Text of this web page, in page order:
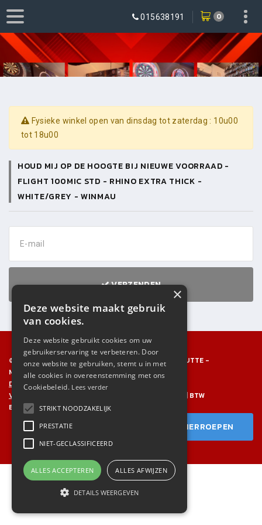
015638191 0
Fysieke winkel open van dinsdag tot zaterdag : 10u00
tot 18u00
HOUD MIJ OP DE HOOGTE BIJ NIEUWE VOORRAAD -
FLIGHT 100MIC STD - RHINO EXTRA THICK -
WHITE/GREY - WINMAU
E-mail
VERZENDEN
© 2026 FOOTBALL STORE PUTTE - DARTS STORE PUTTE -
MECHELBAAN 485 - 2580 PUTTE
DARTSSTOREBELGIUM@GMAIL.COM
VERKOOPSVOORWAARDEN
| BTW
BE0555.773.475 |B2B LOGIN
BESTELLING HERROEPEN
×
Deze website maakt gebruik
van cookies.
Deze website gebruikt cookies om uw
gebruikerservaring te verbeteren. Door
onze website te gebruiken, stemt u in met
alle cookies in overeenstemming met ons
Cookiebeleid. Lees verder
STRIKT NOODZAKELIJK
PRESTATIE
NIET-GECLASSIFICEERD
ALLES ACCEPTEREN ALLES AFWIJZEN
DETAILS WEERGEVEN